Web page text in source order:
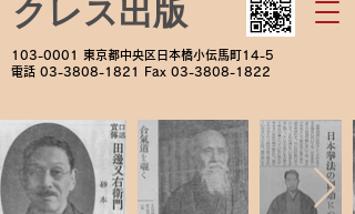
クレス出版
103-0001
東京都中央区日本橋小伝馬町14-5
電話 03-3808-1821 Fax 03-3808-1822